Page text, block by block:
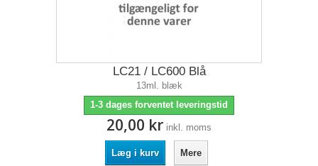
LC21 / LC600 Blå
13ml. blæk
1-3 dages forventet leveringstid
20,00 kr inkl. moms
Læg i kurv Mere